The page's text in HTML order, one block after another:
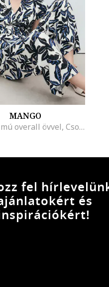
MANGO
Lentartalmú overall övvel, Csontszín/Barna/Sötétkék
fel
és